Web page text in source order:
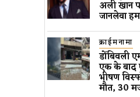
अली खान
जानलेवा
क्राईमनामा
डोंबिवली
एक के बाद
भीषण
मौत, 30